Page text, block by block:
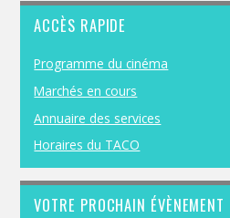
ACCÈS RAPIDE
Programme du cinéma
Marchés en cours
Annuaire des services
Horaires du TACO
VOTRE PROCHAIN ÉVÈNEMENT